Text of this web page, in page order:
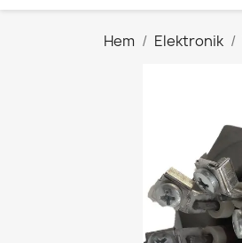
Hem Elektronik